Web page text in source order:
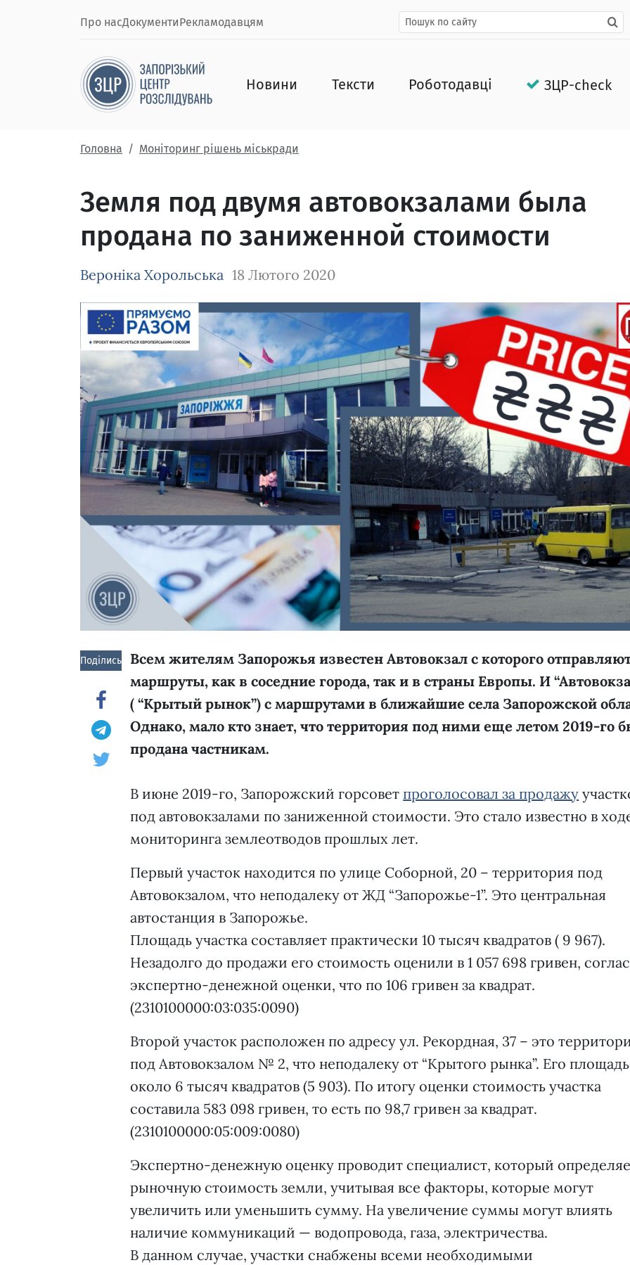
Про насДокументиРекламодавцям
Новини Тексти Роботодавці ЗЦР-check
Головна Моніторинг рішень міськради
Земля под двумя автовокзалами была
продана по заниженной стоимости
Вероніка Хорольська 18 Лютого 2020
Зображення завантажується
Поділись!
Всем жителям Запорожья известен Автовокзал с которого
маршруты, как в соседние города, так и в страны Европы. И
( “Крытый рынок”) с маршрутами в ближайшие села Запорожской
Однако, мало кто знает, что территория под ними еще летом 2019-го
продана частникам.
В июне 2019-го, Запорожский горсовет проголосовал за продажу
под автовокзалами по заниженной стоимости. Это стало известно в
мониторинга землеотводов прошлых лет.
Первый участок находится по улице Соборной, 20 – территория под
Автовокзалом, что неподалеку от ЖД “Запорожье-1”. Это центральная
автостанция в Запорожье.
Площадь участка составляет практически 10 тысяч квадратов ( 9 967).
Незадолго до продажи его стоимость оценили в 1 057 698 гривен,
экспертно-денежной оценки, что по 106 гривен за квадрат.
(2310100000:03:035:0090)
Второй участок расположен по адресу ул. Рекордная, 37 – это
под Автовокзалом № 2, что неподалеку от “Крытого рынка”. Его площадь
около 6 тысяч квадратов (5 903). По итогу оценки стоимость участка
составила 583 098 гривен, то есть по 98,7 гривен за квадрат.
(2310100000:05:009:0080)
Экспертно-денежную оценку проводит специалист, который
рыночную стоимость земли, учитывая все факторы, которые могут
увеличить или уменьшить сумму. На увеличение суммы могут влиять
наличие коммуникаций — водопровода, газа, электричества.
В данном случае, участки снабжены всеми необходимыми